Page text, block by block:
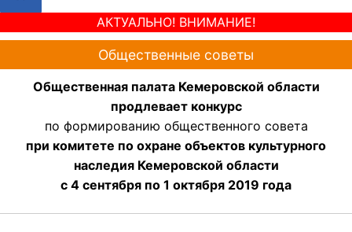
АКТУАЛЬНО! ВНИМАНИЕ!
Общественные советы
Общественная палата Кемеровской области
продлевает конкурс
по формированию общественного совета
при комитете по охране объектов культурного
наследия Кемеровской области
с 4 сентября по 1 октября 2019 года